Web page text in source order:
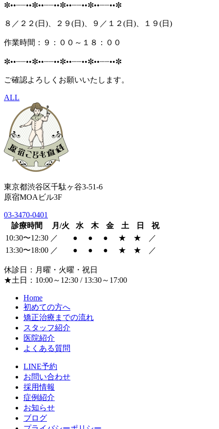
✼••┈┈••✼••┈┈••✼••┈┈••✼••┈┈••✼
８／２２(日)、２９(日)、９／１２(日)、１９(日)
作業時間：９：００～１８：００
✼••┈┈••✼••┈┈••✼••┈┈••✼••┈┈••✼
ご確認よろしくお願いいたします。
ALL
東京都渋谷区千駄ヶ谷3-51-6
原宿MOAビル3F
03-3470-0401
診療時間
月/火 水 木 金 土 日
祝
10:30〜12:30 ／ ● ● ● ★ ★
／
13:30〜18:00 ／ ● ● ● ★ ★ ／
休診日：月曜・火曜・祝日
★土日：10:00～12:30 / 13:30～17:00
Home
初めての方へ
矯正治療までの流れ
スタッフ紹介
医院紹介
よくある質問
LINE予約
お問い合わせ
採用情報
症例紹介
お知らせ
ブログ